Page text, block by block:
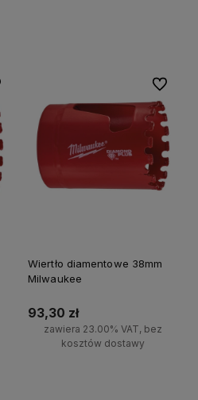
Wiertło diamentowe 38mm
Milwaukee
93,30 zł
zawiera 23.00% VAT, bez
kosztów dostawy
Do